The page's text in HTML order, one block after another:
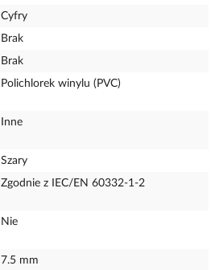
Cyfry
Brak
Brak
Polichlorek winylu (PVC)
Inne
Szary
Zgodnie z IEC/EN 60332-1-2
Nie
7.5 mm